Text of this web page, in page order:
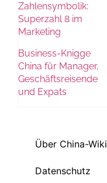
Zahlensymbolik:
Superzahl 8 im
Marketing
Business-Knigge
China für Manager,
Geschäftsreisende
und Expats
Über China-Wiki
Datenschutz